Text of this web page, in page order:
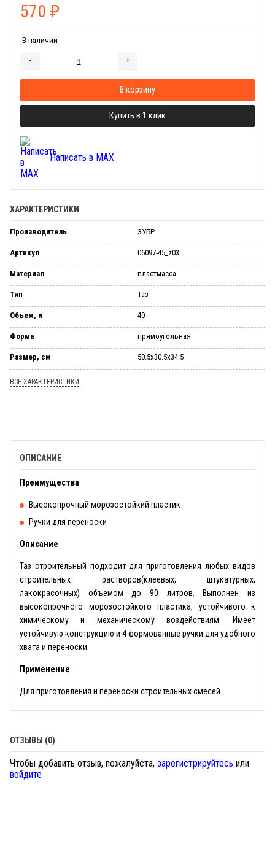
570 ₽
В наличии
- +
В корзину
Купить в 1 клик
Написать в MAX
ХАРАКТЕРИСТИКИ
Производитель ЗУБР
Артикул 06097-45_z03
Материал пластмасса
Тип Таз
Объем, л 40
Форма прямоугольная
Размер, см 50.5х30.5х34.5
ВСЕ ХАРАКТЕРИСТИКИ
ОПИСАНИЕ
Преимущества
Высокопрочный морозостойкий пластик
Ручки для переноски
Описание
Таз строительный подходит для приготовления любых видов
строительных растворов(клеевых, штукатурных,
лакокрасочных) объемом до 90 литров. Выполнен из
высокопрочного морозостойкого пластика, устойчивого к
химическому и механическому воздействиям. Имеет
устойчивую конструкцию и 4 формованные ручки для удобного
хвата и переноски
Применение
Для приготовления и переноски строительных смесей
ОТЗЫВЫ (0)
Чтобы добавить отзыв, пожалуйста, зарегистрируйтесь или
войдите